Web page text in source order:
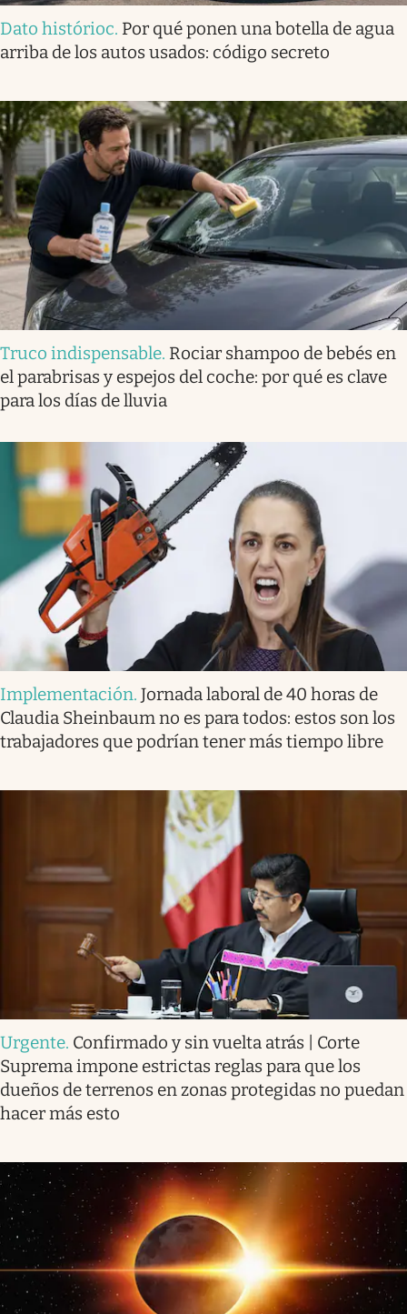
Dato histórioc. Por qué ponen una botella de agua
arriba de los autos usados: código secreto
Truco indispensable. Rociar shampoo de bebés en
el parabrisas y espejos del coche: por qué es clave
para los días de lluvia
Implementación. Jornada laboral de 40 horas de
Claudia Sheinbaum no es para todos: estos son los
trabajadores que podrían tener más tiempo libre
Urgente. Confirmado y sin vuelta atrás | Corte
Suprema impone estrictas reglas para que los
dueños de terrenos en zonas protegidas no puedan
hacer más esto